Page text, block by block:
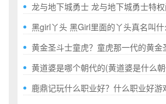
龙与地下城勇士 龙与地下城勇士特
黑girl丫头 黑Girl里面的丫头真名叫什
黄金圣斗士童虎？童虎那一代的黄金
黄道婆是哪个朝代的(黄道婆是什么
鹿鼎记玩什么职业好？什么职业好游